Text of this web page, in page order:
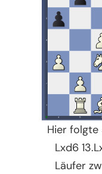
Hier folgte
Lxd6
Läufer